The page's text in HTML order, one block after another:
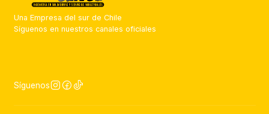
Una Empresa del sur de Chile
Síguenos en nuestros canales oficiales
Síguenos